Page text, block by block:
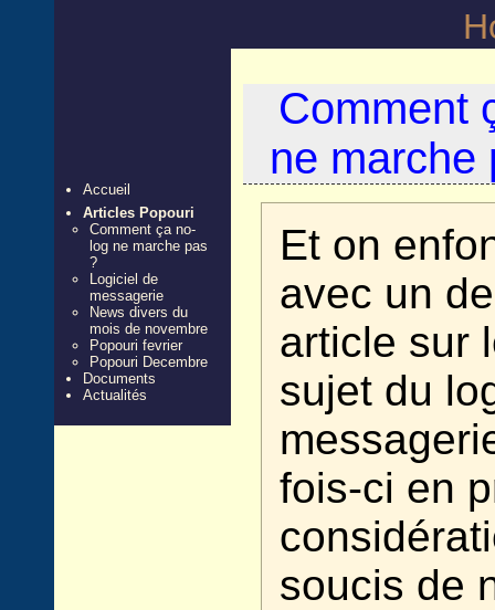
Accueil
Articles Popouri
Comment ça no-
log ne marche pas
?
Logiciel de
messagerie
News divers du
mois de novembre
Popouri fevrier
Popouri Decembre
Documents
Actualités
Comment
ne marche
Et on
avec un
article sur
sujet du
fois-ci en
soucis de